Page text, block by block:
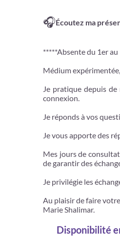
🎧Écoutez ma
*****Absente du 1er
Médium
Je pratique depuis
connexion.
Je réponds à vos
Je vous apporte des
Mes jours de
de garantir des
Je privilégie les
Au plaisir de faire
Marie Shalimar.
Disponibilité